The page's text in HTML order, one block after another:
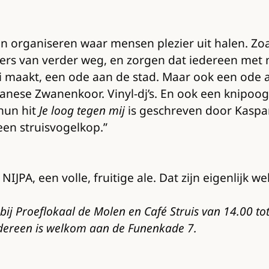
organiseren waar mensen plezier uit halen.
van verder weg, en zorgen dat iedereen
een ode aan de stad. Maar ook een
Zwanenkoor. Vinyl-dj’s. En ook een
hitJe loog tegen mijis geschreven door
struisvogelkop.”
een volle, fruitige ale. Dat zijn eigenlijk
Proeflokaal de Molen en Café Struis van 14.00
is welkom aan de Funenkade 7.